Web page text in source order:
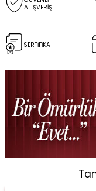
ALIŞVERİŞ
SERTİFİKA